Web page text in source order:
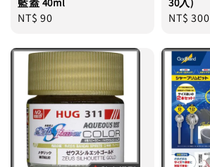
Regular
NT$ 90
Regular
NT$ 300